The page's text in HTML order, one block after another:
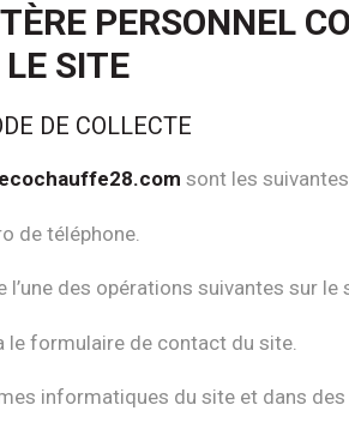
PERSONNEL
SITE
DE COLLECTE
ecochauffe28.com sont les
de téléphone.
des opérations suivantes sur le
le formulaire de contact du site.
informatiques du site et dans